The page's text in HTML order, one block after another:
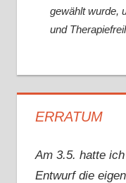
gewählt wurde,
und
ERRATUM
Am 3.5. hatte
Entwurf die